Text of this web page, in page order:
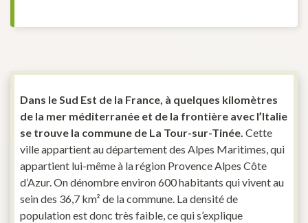
Dans le Sud Est de la France, à quelques kilomètres
de la mer méditerranée et de la frontière avec l’Italie
se trouve la commune de La Tour-sur-Tinée. Cette
ville appartient au département des Alpes Maritimes, qui
appartient lui-même à la région Provence Alpes Côte
d’Azur. On dénombre environ 600 habitants qui vivent au
sein des 36,7 km² de la commune. La densité de
population est donc très faible, ce qui s’explique